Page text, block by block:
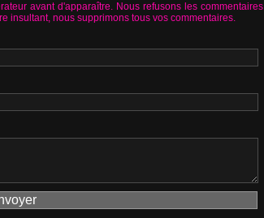
avant d'apparaître. Nous refusons les commentaires
insultant, nous supprimons tous vos commentaires.